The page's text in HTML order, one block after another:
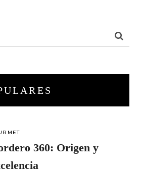
360: Origen y